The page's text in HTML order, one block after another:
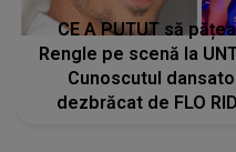
CE A PUTUT să
Rengle pe scenă la
Cunoscutul
dezbrăcat de FLO